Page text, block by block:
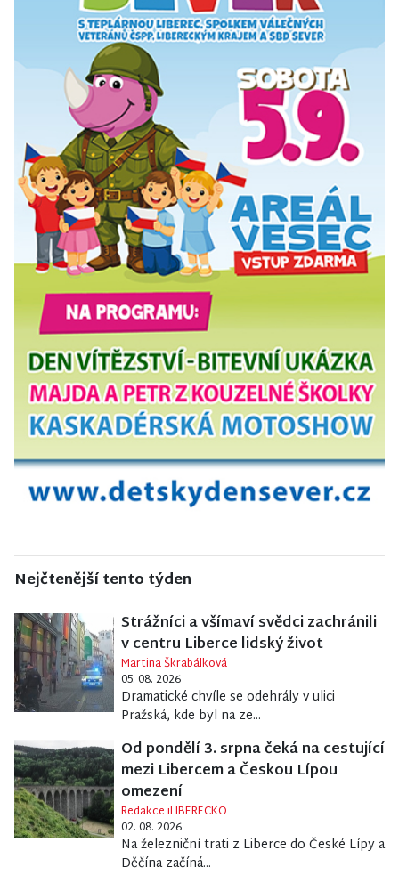
Nejčtenější tento týden
Strážníci a všímaví svědci zachránili
v centru Liberce lidský život
Martina Škrabálková
05. 08. 2026
Dramatické chvíle se odehrály v ulici
Pražská, kde byl na ze...
Od pondělí 3. srpna čeká na cestující
mezi Libercem a Českou Lípou
omezení
Redakce iLIBERECKO
02. 08. 2026
Na železniční trati z Liberce do České Lípy a
Děčína začíná...